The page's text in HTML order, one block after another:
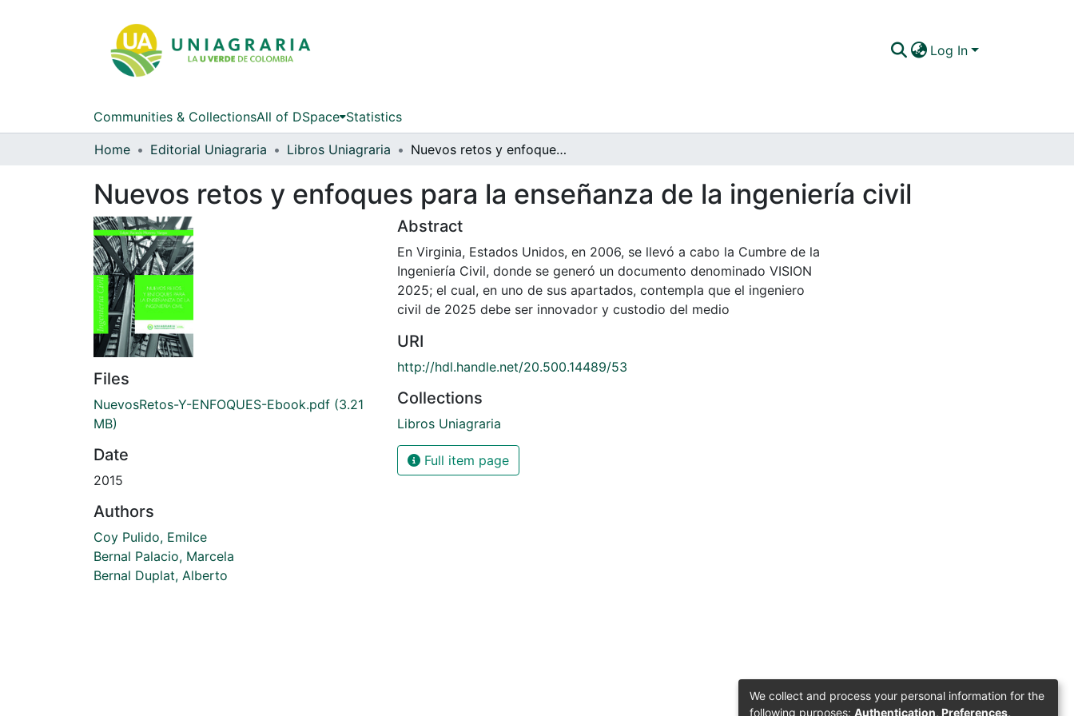
Log In
Communities & CollectionsAll of DSpace Statistics
Home Editorial Uniagraria Libros Uniagraria Nuevos retos y enfoques para la enseñanza de la ingeniería civil
Nuevos retos y enfoques para la enseñanza de la ingeniería civil
Files
NuevosRetos-Y-ENFOQUES-Ebook.pdf (3.21
MB)
Date
2015
Authors
Coy Pulido, Emilce
Bernal Palacio, Marcela
Bernal Duplat, Alberto
Abstract
En Virginia, Estados Unidos, en 2006, se llevó a cabo la Cumbre de la
Ingeniería Civil, donde se generó un documento denominado VISION
2025; el cual, en uno de sus apartados, contempla que el ingeniero
civil de 2025 debe ser innovador y custodio del medio
URI
http://hdl.handle.net/20.500.14489/53
Collections
Libros Uniagraria
Full item page
We collect and process your personal information for the
following purposes: Authentication, Preferences,